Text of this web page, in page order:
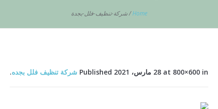
Home
/شركة-تنظيف-فلل-بجدة
Published 28 مارس، 2021 at 800×600 in شركة تنظيف فلل بجده.